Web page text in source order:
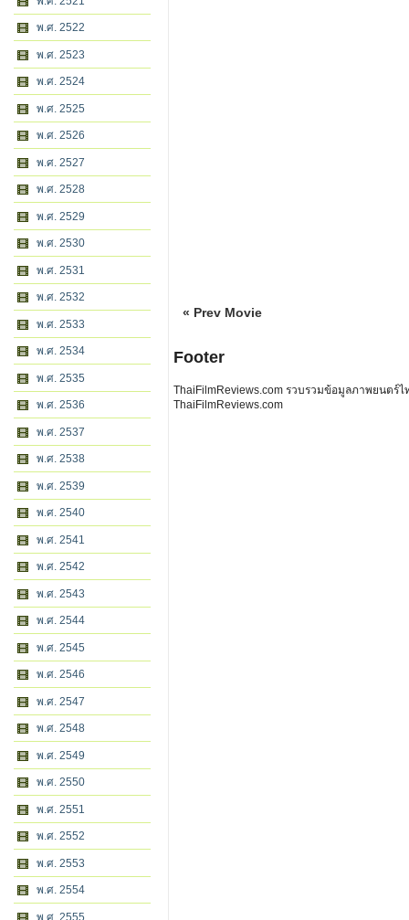
พ.ศ. 2522
พ.ศ. 2523
พ.ศ. 2524
พ.ศ. 2525
พ.ศ. 2526
พ.ศ. 2527
พ.ศ. 2528
พ.ศ. 2529
พ.ศ. 2530
พ.ศ. 2531
พ.ศ. 2532
พ.ศ. 2533
พ.ศ. 2534
พ.ศ. 2535
พ.ศ. 2536
พ.ศ. 2537
พ.ศ. 2538
พ.ศ. 2539
พ.ศ. 2540
พ.ศ. 2541
พ.ศ. 2542
พ.ศ. 2543
พ.ศ. 2544
พ.ศ. 2545
พ.ศ. 2546
พ.ศ. 2547
พ.ศ. 2548
พ.ศ. 2549
พ.ศ. 2550
พ.ศ. 2551
พ.ศ. 2552
พ.ศ. 2553
พ.ศ. 2554
พ.ศ. 2555
« Prev Movie
Footer
ThaiFilmReviews.com รวบรวมข้อมูลภาพยนตร์
ThaiFilmReviews.com